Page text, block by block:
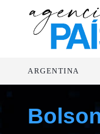
ARGENTINA